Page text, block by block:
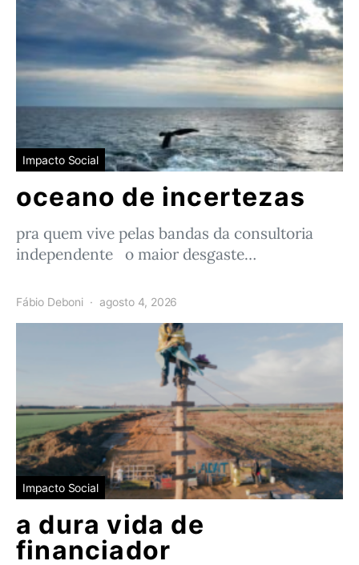
Impacto Social
oceano de incertezas
pra quem vive pelas bandas da consultoria
independente o maior desgaste…
Fábio Deboni agosto 4, 2026
Impacto Social
a dura vida de
financiador